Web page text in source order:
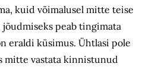
kuid võimalusel mitte teise
jõudmiseks peab tingimata
eraldi küsimus. Ühtlasi pole
mitte vastata kinnistunud